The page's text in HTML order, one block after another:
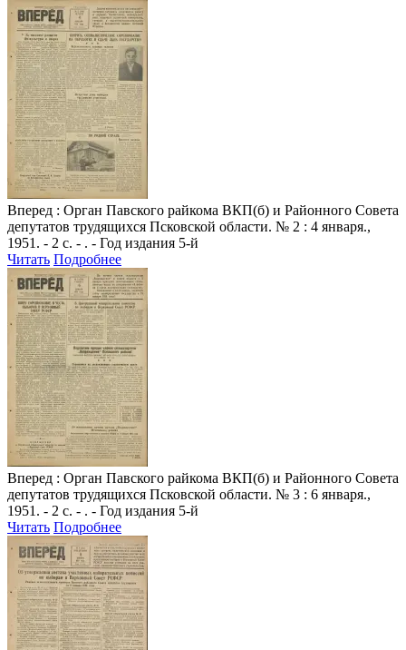
Вперед : Орган Павского райкома ВКП(б) и Районного Совета
депутатов трудящихся Псковской области. № 2 : 4 января.,
1951. - 2 с. - . - Год издания 5-й
Читать Подробнее
Вперед : Орган Павского райкома ВКП(б) и Районного Совета
депутатов трудящихся Псковской области. № 3 : 6 января.,
1951. - 2 с. - . - Год издания 5-й
Читать Подробнее